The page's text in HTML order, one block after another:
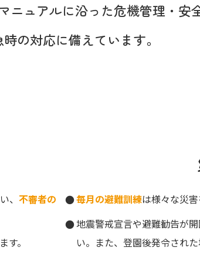
ニュアルに沿った危機管理・安
の対応に備えています。
、 不審者の
す。
毎月の避難訓練は様々な災害
地震警戒宣言や避難勧告が
い。また、登園後発令され